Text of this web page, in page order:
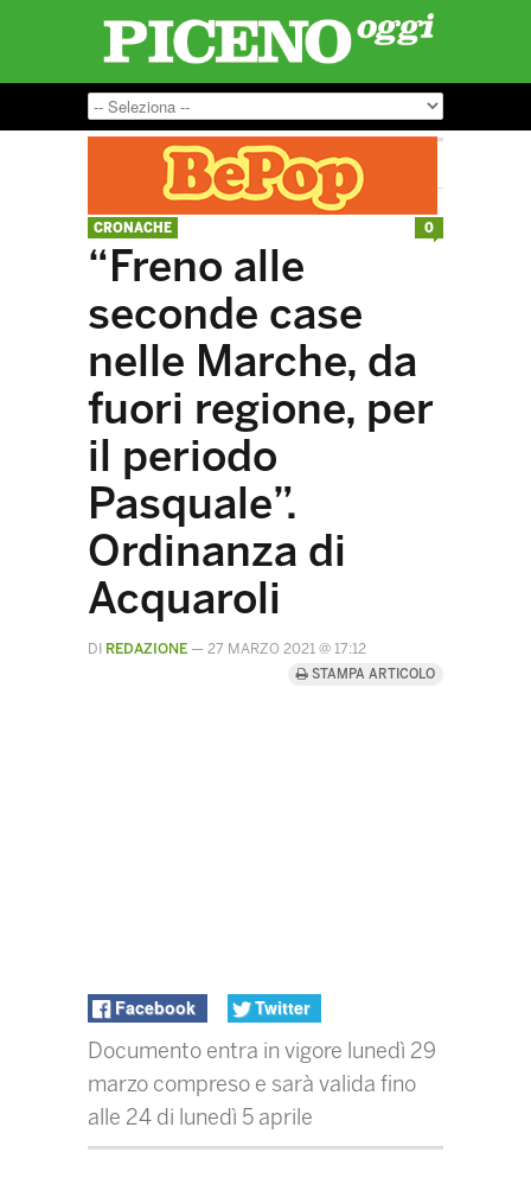
CRONACHE
“Freno alle
seconde case
nelle Marche, da
fuori regione, per
il periodo
Pasquale”.
Ordinanza di
Acquaroli
DI REDAZIONE — 27 MARZO 2021 @ 17:12
STAMPA ARTICOLO
Facebook Twitter
Documento entra in vigore lunedì 29
marzo compreso e sarà valida fino
alle 24 di lunedì 5 aprile
0